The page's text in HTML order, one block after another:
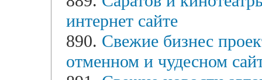
интернет сайте
890. Свежие бизнес
отменном и чудесном